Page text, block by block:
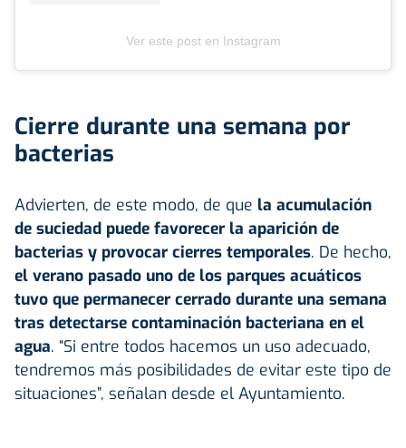
Ver este post en Instagram
Cierre durante una semana por
bacterias
Advierten, de este modo, de que la acumulación
de suciedad puede favorecer la aparición de
bacterias y provocar cierres temporales. De hecho,
el verano pasado uno de los parques acuáticos
tuvo que permanecer cerrado durante una semana
tras detectarse contaminación bacteriana en el
agua. “Si entre todos hacemos un uso adecuado,
tendremos más posibilidades de evitar este tipo de
situaciones”, señalan desde el Ayuntamiento.